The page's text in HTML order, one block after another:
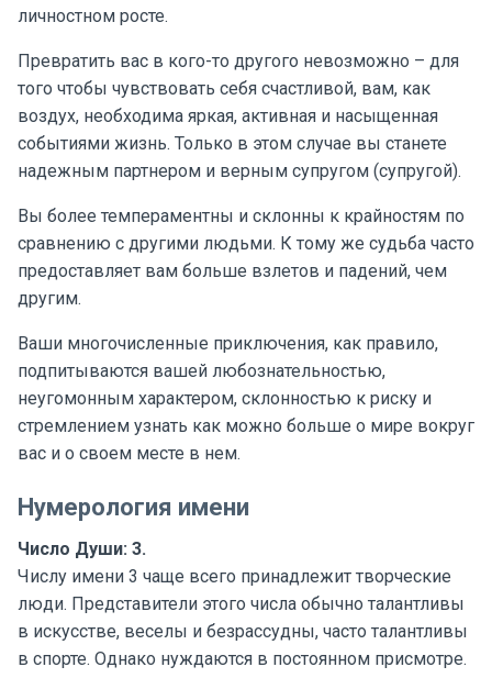
личностном росте.
Превратить вас в кого-то другого невозможно – для
того чтобы чувствовать себя счастливой, вам, как
воздух, необходима яркая, активная и насыщенная
событиями жизнь. Только в этом случае вы станете
надежным партнером и верным супругом (супругой).
Вы более темпераментны и склонны к крайностям по
сравнению с другими людьми. К тому же судьба часто
предоставляет вам больше взлетов и падений, чем
другим.
Ваши многочисленные приключения, как правило,
подпитываются вашей любознательностью,
неугомонным характером, склонностью к риску и
стремлением узнать как можно больше о мире вокруг
вас и о своем месте в нем.
Нумерология имени
Число Души: 3.
Числу имени 3 чаще всего принадлежит творческие
люди. Представители этого числа обычно талантливы
в искусстве, веселы и безрассудны, часто талантливы
в спорте. Однако нуждаются в постоянном присмотре.